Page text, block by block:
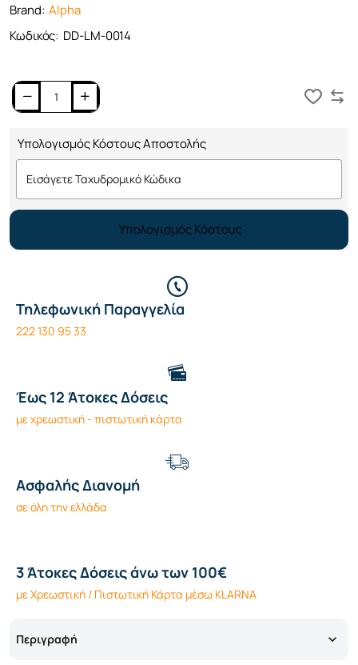
Brand: Alpha
Κωδικός: DD-LM-0014
Υπολογισμός Κόστους Αποστολής
Υπολογισμός Κόστους
Τηλεφωνική Παραγγελία
222 130 95 33
Έως 12 Άτοκες Δόσεις
με χρεωστική - πιστωτική κάρτα
Ασφαλής Διανομή
σε όλη την ελλάδα
3 Άτοκες Δόσεις άνω των 100€
με Χρεωστική / Πιστωτική Κάρτα μέσω KLARNA
Περιγραφή